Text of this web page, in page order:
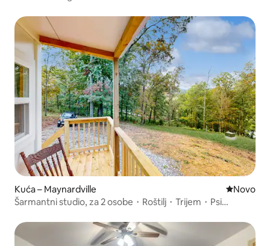
Kuća – Maynardville Novi
Novo
Šarmantni studio, za 2 osobe・Roštilj・Trijem・Psi